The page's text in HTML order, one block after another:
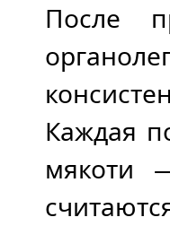
После
Каждая
мякоти